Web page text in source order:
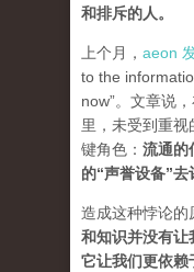
和排斥的人。
上个月， aeon
to the
now”。文章说
里，未受到重视
键角色： 流通的
的“声誉设备”去
造成这种悖论的
和知识并没有让
它让我们更依赖